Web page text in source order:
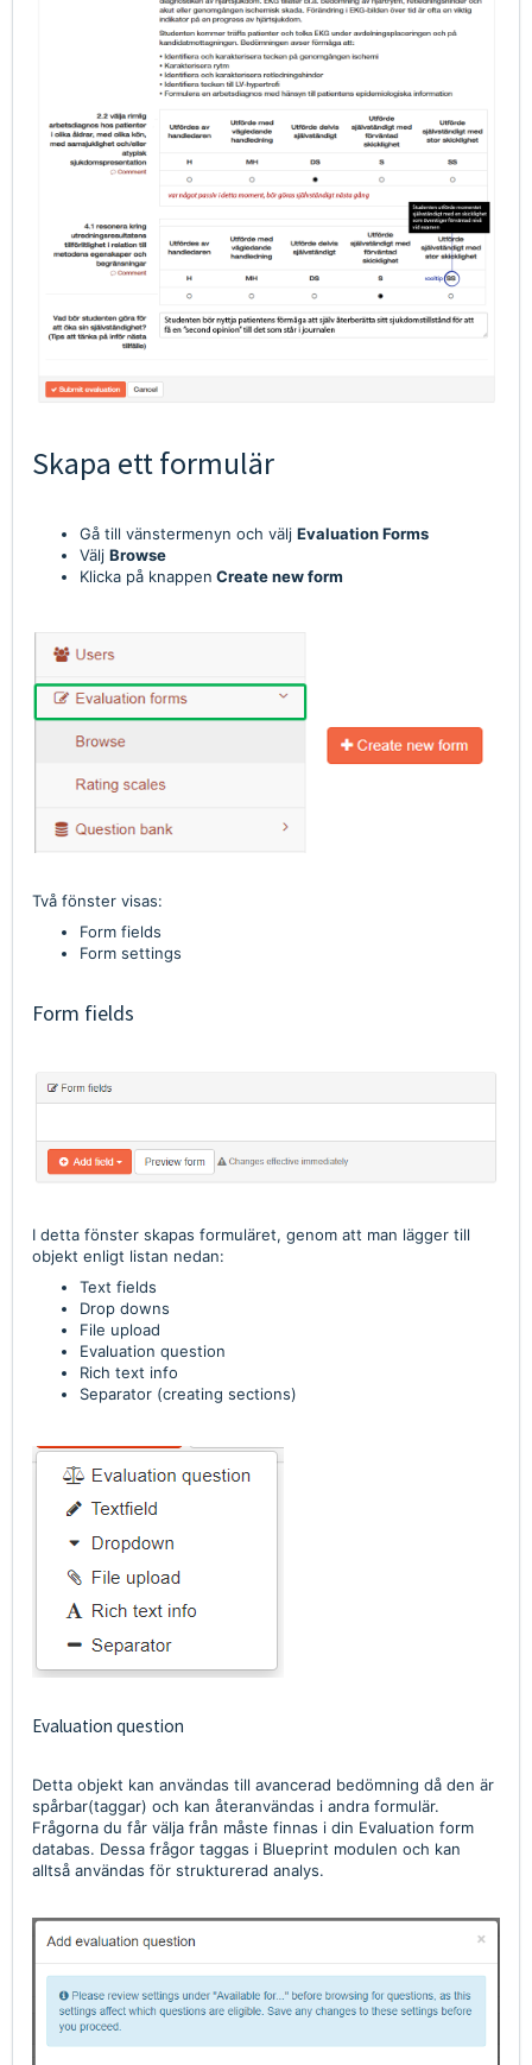
Skapa ett formulär
Gå till vänstermenyn och välj EvaluationForms
Välj Browse
Klicka på knappen Create new form
Två fönster visas:
Form fields
Form settings
Form fields
I detta fönster skapas formuläret, genom att man lägger till
objekt enligt listan nedan:
Text fields
Drop downs
File upload
Evaluation question
Rich text info
Separator (creating sections)
Evaluation question
Detta objekt kan användas till avancerad bedömning då den är
spårbar(taggar) och kan återanvändas i andra formulär.
Frågorna du får välja från måste finnas i din Evaluation form
databas. Dessa frågor taggas i Blueprint modulen och kan
alltså användas för strukturerad analys.